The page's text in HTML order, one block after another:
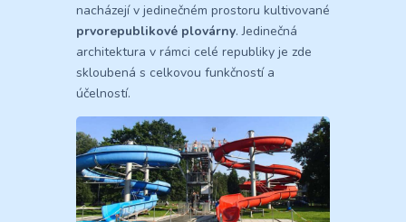
nacházejí v jedinečném prostoru kultivované
prvorepublikové plovárny. Jedinečná
architektura v rámci celé republiky je zde
skloubená s celkovou funkčností a
účelností.